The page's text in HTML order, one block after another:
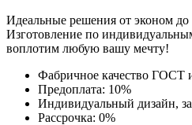
Идеальные решения от эконом
Изготовление по
воплотим любую вашу мечту!
Фабричное качество ГОСТ
Предоплата: 10%
Индивидуальный дизайн,
Рассрочка: 0%